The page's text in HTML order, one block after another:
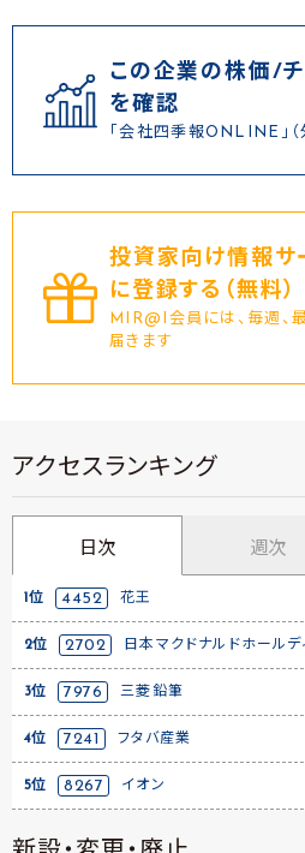
この企業の株価/
を確認
「会社四季報ONLINE」（
投資家向け情報
に登録する（無料）
MIR@I会員には、毎週、
届きます
アクセスランキング
日次 週次
1位 4452 花王
2位 2702 日本マクドナルドホールデ
3位 7976 三菱鉛筆
4位 7241 フタバ産業
5位 8267 イオン